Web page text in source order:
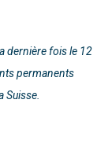
dernière fois le 12
permanents
Suisse.